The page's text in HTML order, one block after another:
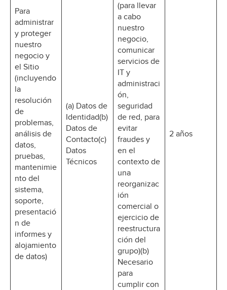
Para
administrar
y proteger
nuestro
negocio y
el Sitio
(incluyendo
la
resolución
de
problemas,
análisis de
datos,
pruebas,
mantenimie
nto del
sistema,
soporte,
presentació
n de
informes y
alojamiento
de datos)
(a) Datos de
Identidad(b)
Datos de
Contacto(c)
Datos
Técnicos
(para llevar
a cabo
nuestro
negocio,
comunicar
servicios de
IT y
administraci
ón,
seguridad
de red, para
evitar
fraudes y
en el
contexto de
una
reorganizac
ión
comercial o
ejercicio de
reestructura
ción del
grupo)(b)
Necesario
para
cumplir con
2 años